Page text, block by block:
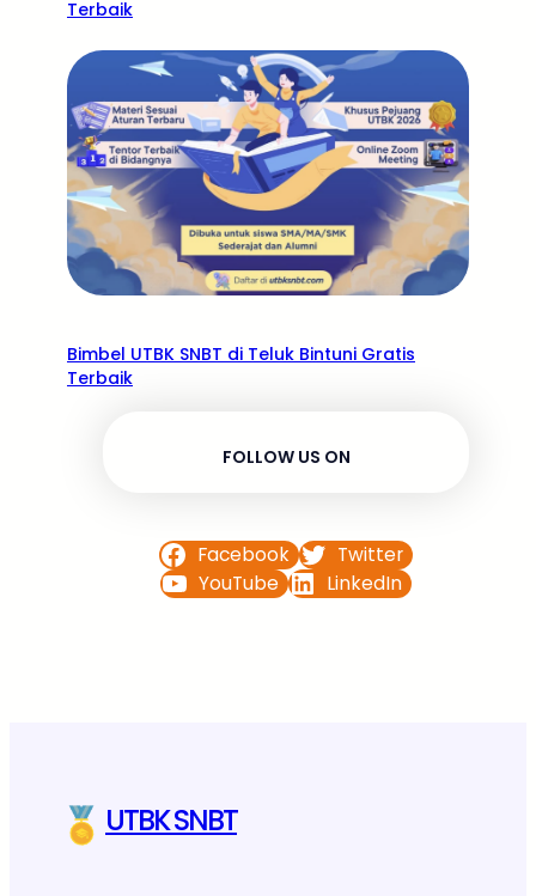
Terbaik
Bimbel UTBK SNBT di Teluk Bintuni Gratis
Terbaik
FOLLOW US ON
Facebook
Twitter
YouTube
LinkedIn
UTBK SNBT